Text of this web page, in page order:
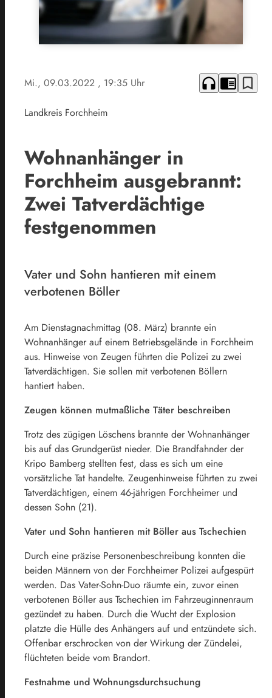
Mi., 09.03.2022 , 19:35 Uhr headphones chrome_reader_mode bookmark_border
Landkreis Forchheim
Wohnanhänger in
Forchheim ausgebrannt:
Zwei Tatverdächtige
festgenommen
Vater und Sohn hantieren mit einem
verbotenen Böller
Am Dienstagnachmittag (08. März) brannte ein
Wohnanhänger auf einem Betriebsgelände in Forchheim
aus. Hinweise von Zeugen führten die Polizei zu zwei
Tatverdächtigen. Sie sollen mit verbotenen Böllern
hantiert haben.
Zeugen können mutmaßliche Täter beschreiben
Trotz des zügigen Löschens brannte der Wohnanhänger
bis auf das Grundgerüst nieder. Die Brandfahnder der
Kripo Bamberg stellten fest, dass es sich um eine
vorsätzliche Tat handelte. Zeugenhinweise führten zu zwei
Tatverdächtigen, einem 46-jährigen Forchheimer und
dessen Sohn (21).
Vater und Sohn hantieren mit Böller aus Tschechien
Durch eine präzise Personenbeschreibung konnten die
beiden Männern von der Forchheimer Polizei aufgespürt
werden. Das Vater-Sohn-Duo räumte ein, zuvor einen
verbotenen Böller aus Tschechien im Fahrzeuginnenraum
gezündet zu haben. Durch die Wucht der Explosion
platzte die Hülle des Anhängers auf und entzündete sich.
Offenbar erschrocken von der Wirkung der Zündelei,
flüchteten beide vom Brandort.
Festnahme und Wohnungsdurchsuchung